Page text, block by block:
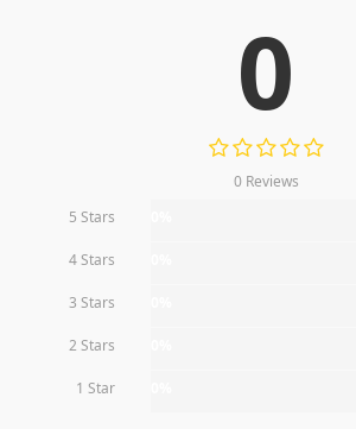
0
0 Reviews
5 Stars
4 Stars
3 Stars
2 Stars
1 Star